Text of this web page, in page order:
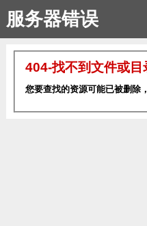
服务器错误
404-找不到文件或目
您要查找的资源可能已被删除